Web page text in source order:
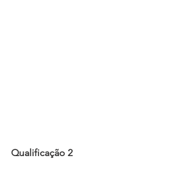
Qualificação 2